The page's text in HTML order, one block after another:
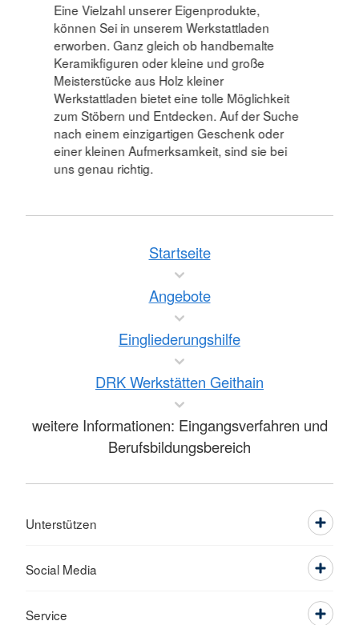
Eine Vielzahl unserer Eigenprodukte,
können Sei in unserem Werkstattladen
erworben. Ganz gleich ob handbemalte
Keramikfiguren oder kleine und große
Meisterstücke aus Holz kleiner
Werkstattladen bietet eine tolle Möglichkeit
zum Stöbern und Entdecken. Auf der Suche
nach einem einzigartigen Geschenk oder
einer kleinen Aufmerksamkeit, sind sie bei
uns genau richtig.
Startseite
Angebote
Eingliederungshilfe
DRK Werkstätten Geithain
weitere Informationen: Eingangsverfahren und
Berufsbildungsbereich
Unterstützen
Social Media
Service